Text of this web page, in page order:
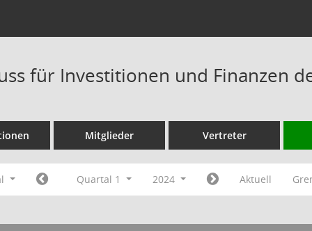
für Investitionen und Finanzen
Mitglieder Vertreter
Quartal 1 2024 Aktuell